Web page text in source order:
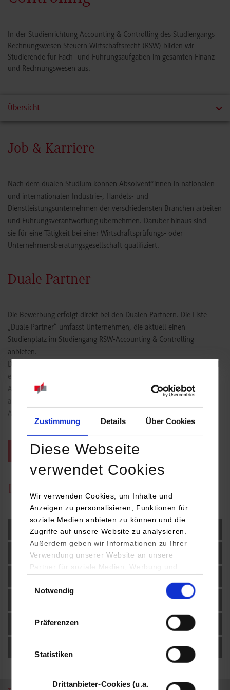
Zustimmung Details Über Cookies
Diese Webseite
verwendet Cookies
Wir verwenden Cookies, um Inhalte und
Anzeigen zu personalisieren, Funktionen für
soziale Medien anbieten zu können und die
Zugriffe auf unsere Website zu analysieren.
Außerdem geben wir Informationen zu Ihrer
Verwendung unserer Website an unsere
Partner für soziale Medien, Werbung und
YouTube, Google Maps) führen diese
Daten zusammen, die Sie ihnen bereitgestellt
haben oder die sie im Rahmen Ihrer Nutzung
Notwendig
Präferenzen
Statistiken
Drittanbieter-Cookies (u.a.
In der Studienrichtung Accounting & Controlling des Studiengangs
Rechnungswesen Steuern Wirtschaftsrecht (RSW) bilden wir
Studierende für Fach- und Führungsaufgaben im gesamten Finanz-
und Rechnungswesen aus.
Übersicht
Weg ins Studium
Team & Kontakt
Job & Karriere
Nach dem dualen Studium können Absolvent*innen in nationalen
und internationalen Industrie-, Handels- und
Dienstleistungsunternehmen der verschiedensten Branchen arbeiten
und Führungsverantwortung übernehmen. Darüber hinaus sind
sie für eine Tätigkeit bei einer Wirtschaftsprüfungs- oder
Unternehmensberatungsgesellschaft qualifiziert.
Duale Partner
Die Bewerbung erfolgt direkt bei den Dualen Partnern. Die Liste
„Duale Partner“ umfasst Unternehmen, die aktuell einen
Studienplatz im Studiengang RSW-Accounting & Controlling
anbieten.
Die Bewerbungszeiträume variieren je nach Unternehmen: Während
einige Duale Partner frühzeitig (ca. 12 bis 15 Monate) mit dem
Auswahlverfahren beginnen, schreiben andere ihre Studienplätze
auch kurzfristig aus. Ein regelmäßiger Blick auf aktuelle
Ausschreibungen ist daher empfehlenswert.
Zu den Dualen Partnern RSW-Accounting & Controlling
Details zum Studium
Studienziele
Studieninhalte
Studienverlauf und Downloads
Studierendenportal